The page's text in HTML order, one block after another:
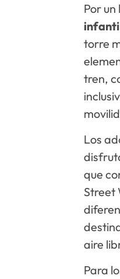
Por
torre
tren,
Los
que
Street
aire
Para